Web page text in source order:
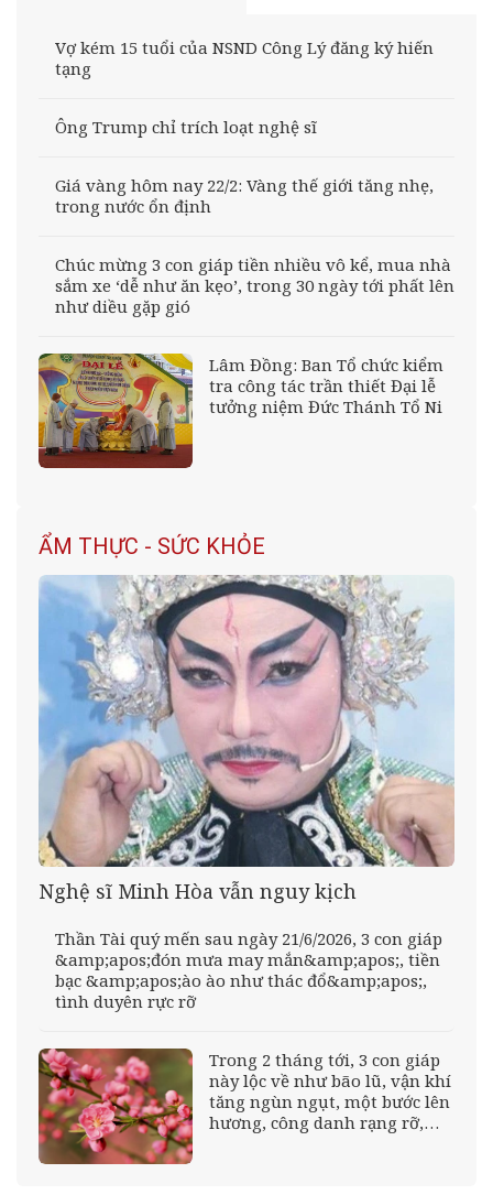
Vợ kém 15 tuổi của NSND Công Lý đăng ký hiến
tạng
Ông Trump chỉ trích loạt nghệ sĩ
Giá vàng hôm nay 22/2: Vàng thế giới tăng nhẹ,
trong nước ổn định
Chúc mừng 3 con giáp tiền nhiều vô kể, mua nhà
sắm xe ‘dễ như ăn kẹo’, trong 30 ngày tới phất lên
như diều gặp gió
Lâm Đồng: Ban Tổ chức kiểm
tra công tác trần thiết Đại lễ
tưởng niệm Đức Thánh Tổ Ni
ẨM THỰC - SỨC KHỎE
Nghệ sĩ Minh Hòa vẫn nguy kịch
Thần Tài quý mến sau ngày 21/6/2026, 3 con giáp
&amp;apos;đón mưa may mắn&amp;apos;, tiền
bạc &amp;apos;ào ào như thác đổ&amp;apos;,
tình duyên rực rỡ
Trong 2 tháng tới, 3 con giáp
này lộc về như bão lũ, vận khí
tăng ngùn ngụt, một bước lên
hương, công danh rạng rỡ,